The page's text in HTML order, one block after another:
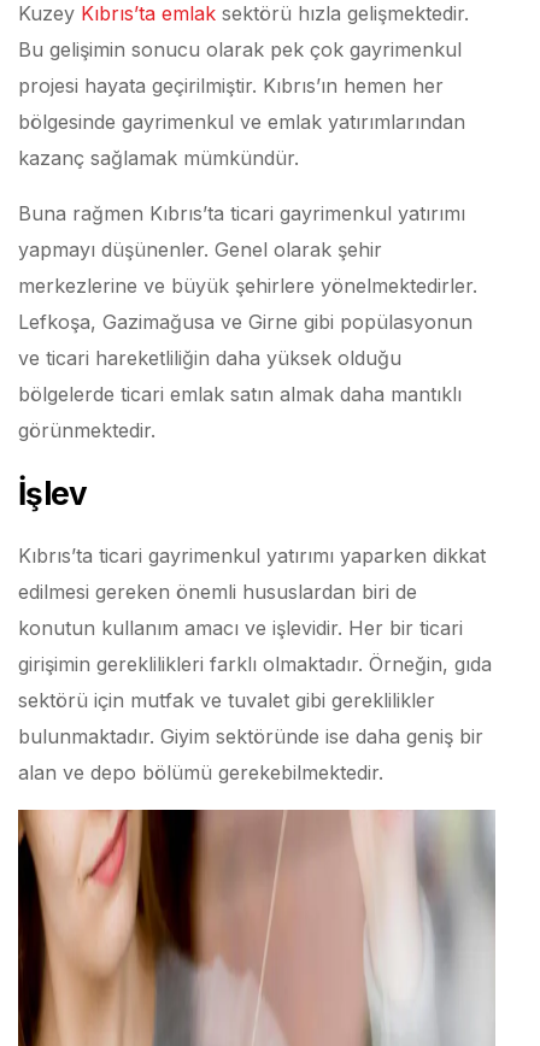
Kuzey Kıbrıs’ta emlak sektörü hızla gelişmektedir.
Bu gelişimin sonucu olarak pek çok gayrimenkul
projesi hayata geçirilmiştir. Kıbrıs’ın hemen her
bölgesinde gayrimenkul ve emlak yatırımlarından
kazanç sağlamak mümkündür.
Buna rağmen Kıbrıs’ta ticari gayrimenkul yatırımı
yapmayı düşünenler. Genel olarak şehir
merkezlerine ve büyük şehirlere yönelmektedirler.
Lefkoşa, Gazimağusa ve Girne gibi popülasyonun
ve ticari hareketliliğin daha yüksek olduğu
bölgelerde ticari emlak satın almak daha mantıklı
görünmektedir.
İşlev
Kıbrıs’ta ticari gayrimenkul yatırımı yaparken dikkat
edilmesi gereken önemli hususlardan biri de
konutun kullanım amacı ve işlevidir. Her bir ticari
girişimin gereklilikleri farklı olmaktadır. Örneğin, gıda
sektörü için mutfak ve tuvalet gibi gereklilikler
bulunmaktadır. Giyim sektöründe ise daha geniş bir
alan ve depo bölümü gerekebilmektedir.